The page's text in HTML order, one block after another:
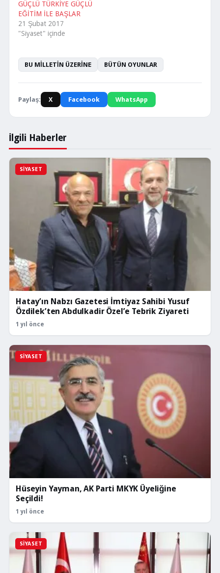
GÜÇLÜ TÜRKİYE GÜÇLÜ
EĞİTİM İLE BAŞLAR
21 Şubat 2017
"Siyaset" içinde
BU MİLLETİN ÜZERİNE BÜTÜN OYUNLAR
Paylaş: X Facebook WhatsApp
İlgili Haberler
SIYASET
Hatay’ın Nabzı Gazetesi İmtiyaz Sahibi Yusuf
Özdilek’ten Abdulkadir Özel’e Tebrik Ziyareti
1 yıl önce
SIYASET
Hüseyin Yayman, AK Parti MKYK Üyeliğine
Seçildi!
1 yıl önce
SIYASET